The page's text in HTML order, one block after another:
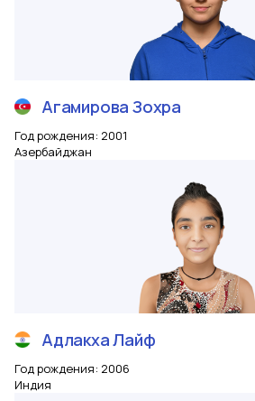
Агамирова Зохра
Год рождения: 2001
Азербайджан
АдлакхаЛайф
Год рождения: 2006
Индия